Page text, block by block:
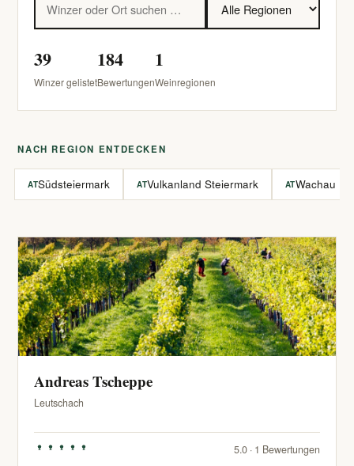
39
Winzer gelistet
184
Bewertungen
1
Weinregionen
NACH REGION ENTDECKEN
ATSüdsteiermark ATVulkanland Steiermark ATWachau
Andreas Tscheppe
Leutschach
5.0 · 1 Bewertungen